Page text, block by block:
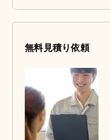
無料見積り依頼